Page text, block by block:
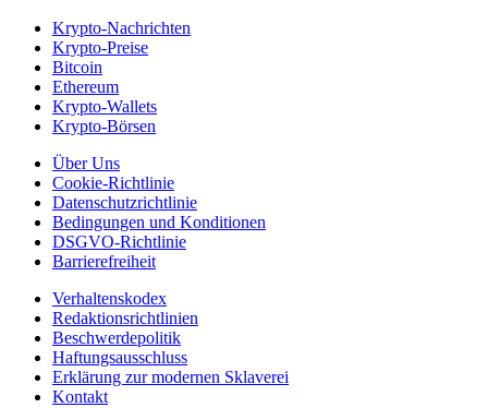
Krypto-Nachrichten
Krypto-Preise
Bitcoin
Ethereum
Krypto-Wallets
Krypto-Börsen
Über Uns
Cookie-Richtlinie
Datenschutzrichtlinie
Bedingungen und Konditionen
DSGVO-Richtlinie
Barrierefreiheit
Verhaltenskodex
Redaktionsrichtlinien
Beschwerdepolitik
Haftungsausschluss
Erklärung zur modernen Sklaverei
Kontakt